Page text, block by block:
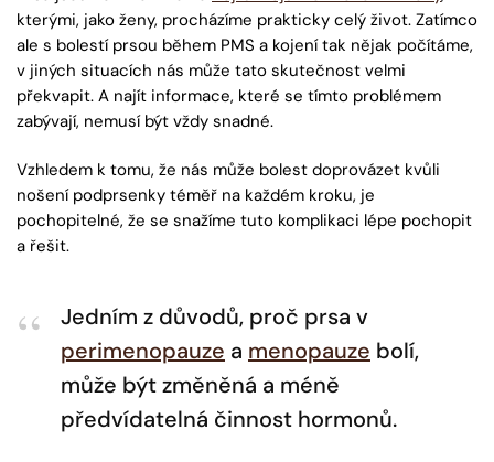
kterými, jako ženy, procházíme prakticky celý život. Zatímco
ale s bolestí prsou během PMS a kojení tak nějak počítáme,
v jiných situacích nás může tato skutečnost velmi
překvapit. A najít informace, které se tímto problémem
zabývají, nemusí být vždy snadné.
Vzhledem k tomu, že nás může bolest doprovázet kvůli
nošení podprsenky téměř na každém kroku, je
pochopitelné, že se snažíme tuto komplikaci lépe pochopit
a řešit.
Jedním z důvodů, proč prsa v
perimenopauze a menopauze bolí,
může být změněná a méně
předvídatelná činnost hormonů.